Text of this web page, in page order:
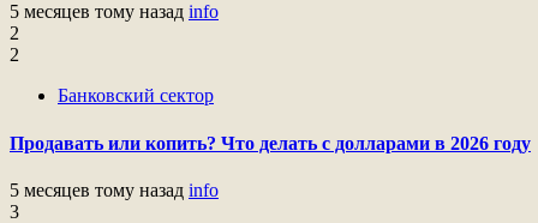
5 месяцев тому назад info
2
2
Банковский сектор
Продавать или копить? Что делать с долларами в 2026 году
5 месяцев тому назад info
3